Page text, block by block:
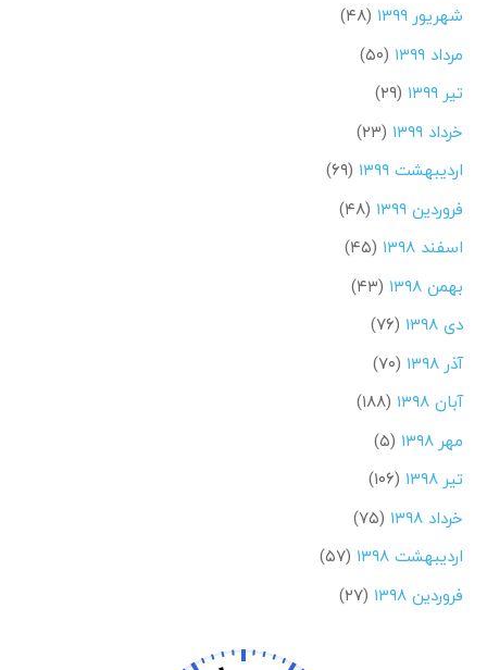
شهریور ۱۳۹۹
(۴۸)
مرداد ۱۳۹۹
(۵۰)
تیر ۱۳۹۹
(۲۹)
خرداد ۱۳۹۹
(۲۳)
اردیبهشت ۱۳۹۹
(۶۹)
فروردین ۱۳۹۹
(۴۸)
اسفند ۱۳۹۸
(۴۵)
بهمن ۱۳۹۸
(۴۳)
دی ۱۳۹۸
(۷۶)
آذر ۱۳۹۸
(۷۰)
آبان ۱۳۹۸
(۱۸۸)
مهر ۱۳۹۸
(۵)
تیر ۱۳۹۸
(۱۰۶)
خرداد ۱۳۹۸
(۷۵)
اردیبهشت ۱۳۹۸
(۵۷)
فروردین ۱۳۹۸
(۲۷)